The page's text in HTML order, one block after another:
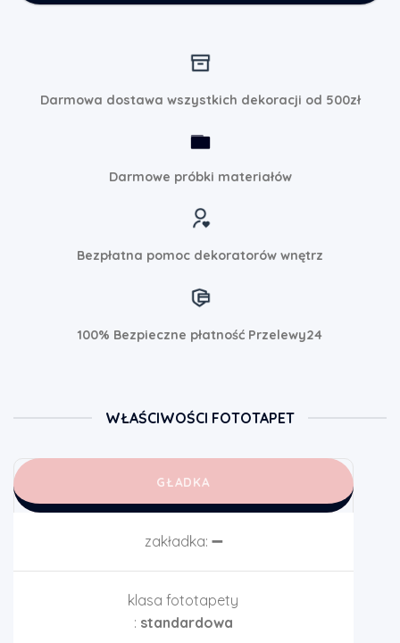
Darmowa dostawa wszystkich dekoracji od 500zł
Darmowe próbki materiałów
Bezpłatna pomoc dekoratorów wnętrz
100% Bezpieczne płatność Przelewy24
WŁAŚCIWOŚCI FOTOTAPET
GŁADKA
zakładka: ➖
klasa fototapety
: standardowa